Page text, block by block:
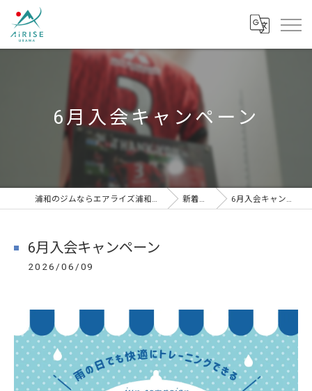
6月入会キャンペーン
浦和のジムならエアライズ浦和スタジオ 新着情報 6月入会キャンペーン
6月入会キャンペーン
2026/06/09